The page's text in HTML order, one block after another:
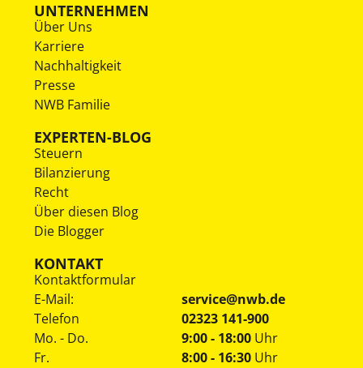
UNTERNEHMEN
Über Uns
Karriere
Nachhaltigkeit
Presse
NWB Familie
EXPERTEN-BLOG
Steuern
Bilanzierung
Recht
Über diesen Blog
Die Blogger
KONTAKT
Kontaktformular
E-Mail:
service@nwb.de
Telefon
02323 141-900
Mo. - Do.
Fr.
9:00 - 18:00 Uhr
8:00 - 16:30 Uhr